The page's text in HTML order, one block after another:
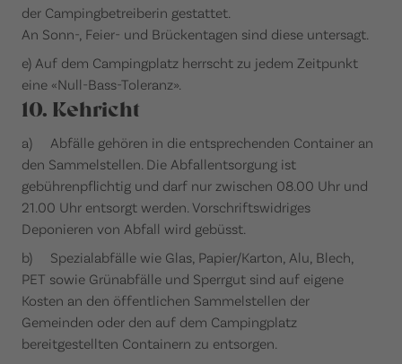
der Campingbetreiberin gestattet.
An Sonn-, Feier- und Brückentagen sind diese untersagt.
e) Auf dem Campingplatz herrscht zu jedem Zeitpunkt
eine «Null-Bass-Toleranz».
10. Kehricht
a) Abfälle gehören in die entsprechenden Container an
den Sammelstellen. Die Abfallentsorgung ist
gebührenpflichtig und darf nur zwischen 08.00 Uhr und
21.00 Uhr entsorgt werden. Vorschriftswidriges
Deponieren von Abfall wird gebüsst.
b) Spezialabfälle wie Glas, Papier/Karton, Alu, Blech,
PET sowie Grünabfälle und Sperrgut sind auf eigene
Kosten an den öffentlichen Sammelstellen der
Gemeinden oder den auf dem Campingplatz
bereitgestellten Containern zu entsorgen.